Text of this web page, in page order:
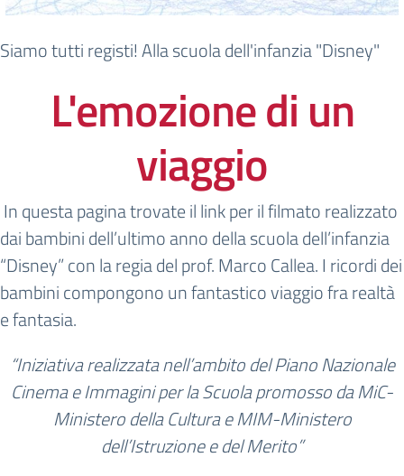
Siamo tutti registi! Alla scuola dell'infanzia "Disney"
L'emozione di un
viaggio
In questa pagina trovate il link per il filmato realizzato
dai bambini dell’ultimo anno della scuola dell’infanzia
“Disney” con la regia del prof. Marco Callea. I ricordi dei
bambini compongono un fantastico viaggio fra realtà
e fantasia.
“Iniziativa realizzata nell’ambito del Piano Nazionale
Cinema e Immagini per la Scuola promosso da MiC-
Ministero della Cultura e MIM-Ministero
dell’Istruzione e del Merito”